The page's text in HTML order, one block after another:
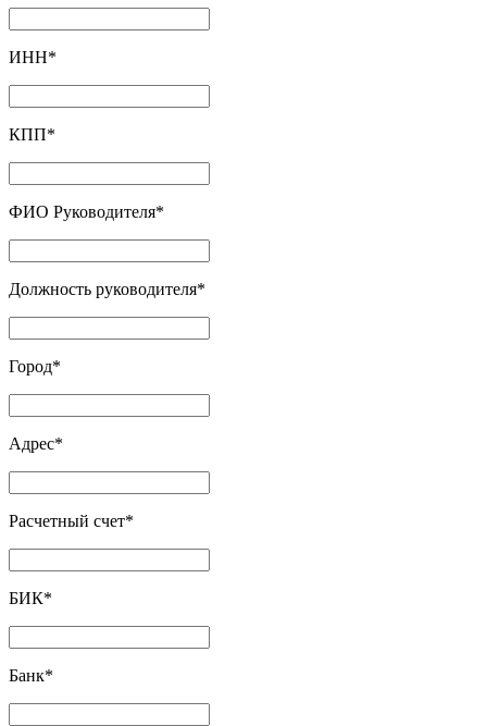
ИНН*
КПП*
ФИО Руководителя*
Должность руководителя*
Город*
Адрес*
Расчетный счет*
БИК*
Банк*